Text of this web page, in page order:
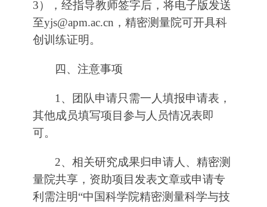
3），经指导教师签字后，将电子版发送
至yjs@apm.ac.cn，精密测量院可开具科
创训练证明。
四、注意事项
1、团队申请只需一人填报申请表，
其他成员填写项目参与人员情况表即
可。
2、相关研究成果归申请人、精密测
量院共享，资助项目发表文章或申请专
利需注明“中国科学院精密测量科学与技